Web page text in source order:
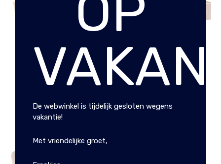
SYDNEY RIEM COGNAC
€17.95
SYDNEY RIEM
MIDDENBRUIN
€17.95
De webwinkel is tijdelijk gesloten wegens
vakantie!
Met vriendelijke groet,